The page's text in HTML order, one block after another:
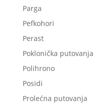
Parga
Pefkohori
Perast
Poklonička putovanja
Polihrono
Posidi
Prolećna putovanja